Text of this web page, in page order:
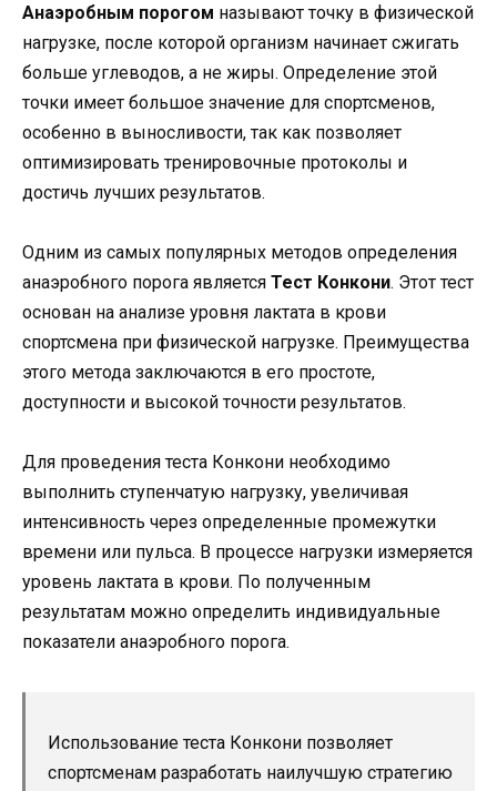
Анаэробным порогом называют точку в физической
нагрузке, после которой организм начинает сжигать
больше углеводов, а не жиры. Определение этой
точки имеет большое значение для спортсменов,
особенно в выносливости, так как позволяет
оптимизировать тренировочные протоколы и
достичь лучших результатов.
Одним из самых популярных методов определения
анаэробного порога является Тест Конкони. Этот тест
основан на анализе уровня лактата в крови
спортсмена при физической нагрузке. Преимущества
этого метода заключаются в его простоте,
доступности и высокой точности результатов.
Для проведения теста Конкони необходимо
выполнить ступенчатую нагрузку, увеличивая
интенсивность через определенные промежутки
времени или пульса. В процессе нагрузки измеряется
уровень лактата в крови. По полученным
результатам можно определить индивидуальные
показатели анаэробного порога.
Использование теста Конкони позволяет
спортсменам разработать наилучшую стратегию